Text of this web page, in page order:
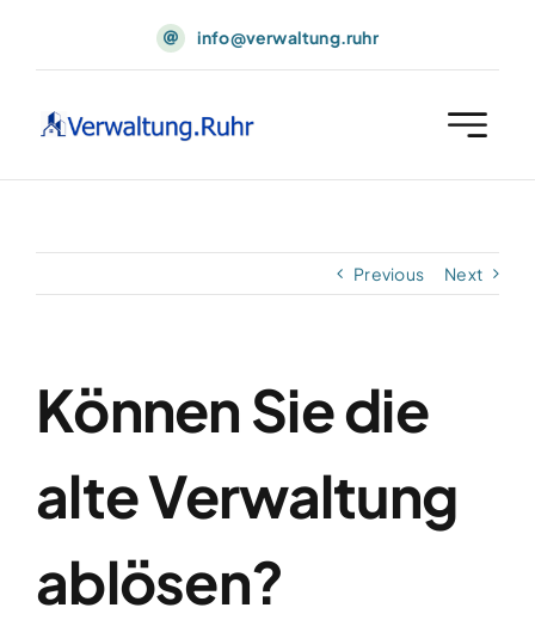
content
info@verwaltung.ruhr
Previous Next
Können Sie die
alte Verwaltung
ablösen?